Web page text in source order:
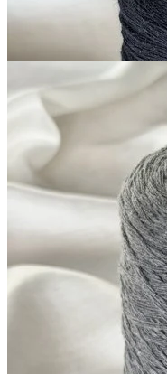
В наличии 10360
G&G
+
380
1
за
Filato Italiano